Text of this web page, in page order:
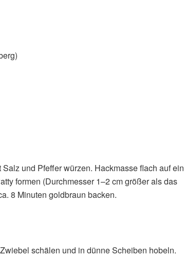
und Pfeffer würzen. Hackmasse flach auf ein
formen (Durchmesser 1–2 cm größer als das
8 Minuten goldbraun backen.
schälen und in dünne Scheiben hobeln.